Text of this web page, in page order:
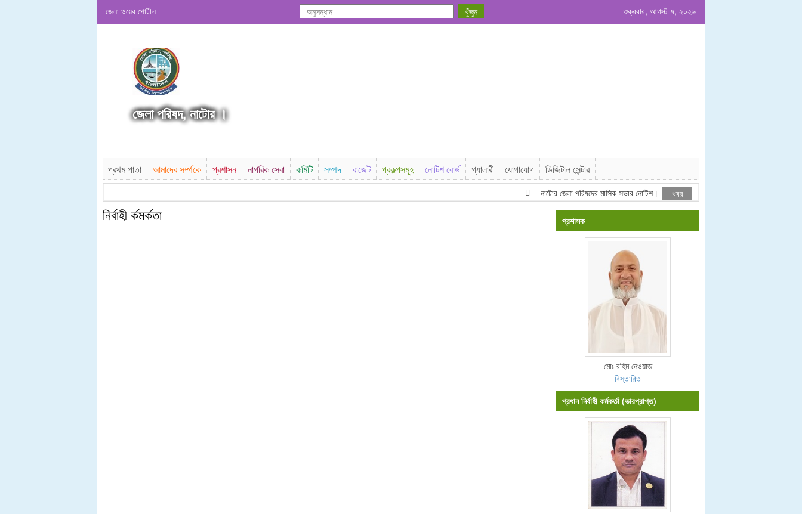
জেলা ওয়েব পোর্টাল শুক্রবার, আগস্ট ৭, ২০২৬
জেলা পরিষদ, নাটোর ।
প্রথম পাতা আমাদের সর্ম্পকে প্রশাসন নাগরিক সেবা কমিটি সম্পদ বাজেট প্রকল্পসমূহ নোটিশ বোর্ড গ্যালারী যোগাযোগ ডিজিটাল সেন্টার
নাটোর জেলা পরিষদের মাসিক সভার নোটিশ। ঠিকাদারী তালিকাভুক্তির বিজ্ঞপ্তি
খবর
নির্বাহী র্কমর্কতা প্রশাসক
মোঃ রহিম নেওয়াজ
বিস্তারিত
প্রধান নির্বাহী কর্মকর্তা (ভারপ্রাপ্ত)